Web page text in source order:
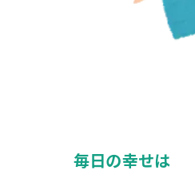
毎日の幸せは